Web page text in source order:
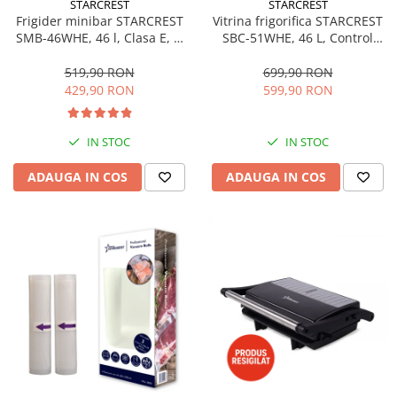
Aspiratoare
Mopuri electrice cu abur
Cantare corporale
Ingrijire tesaturi
Statii de calcat
Masini de cusut
Ondulatoare
Periute de dinti electrice
Pile electrice
Placi de indreptat parul
Plite
Preparare alimente
STARCREST
Frigider minibar STARCREST
SMB-46WHE, 46 l, Clasa E, H
519,90 RON
429,90 RON
IN STOC
ADAUGA IN COS
STARCREST
Vitrina frigorifica STARCREST
SBC-51WHE, 46 L, Control
48.8 cm, Alb
699,90 RON
599,90 RON
IN STOC
ADAUGA IN COS